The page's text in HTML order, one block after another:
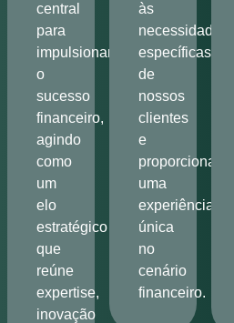
central
para
impulsionar
o
sucesso
financeiro,
agindo
como
um
elo
estratégico
que
reúne
expertise,
inovação
às
necessidades
específicas
de
nossos
clientes
e
proporcionando
uma
experiência
única
no
cenário
financeiro.